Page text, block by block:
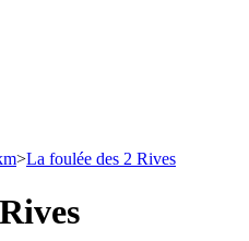
>La foulée des 2 Rives